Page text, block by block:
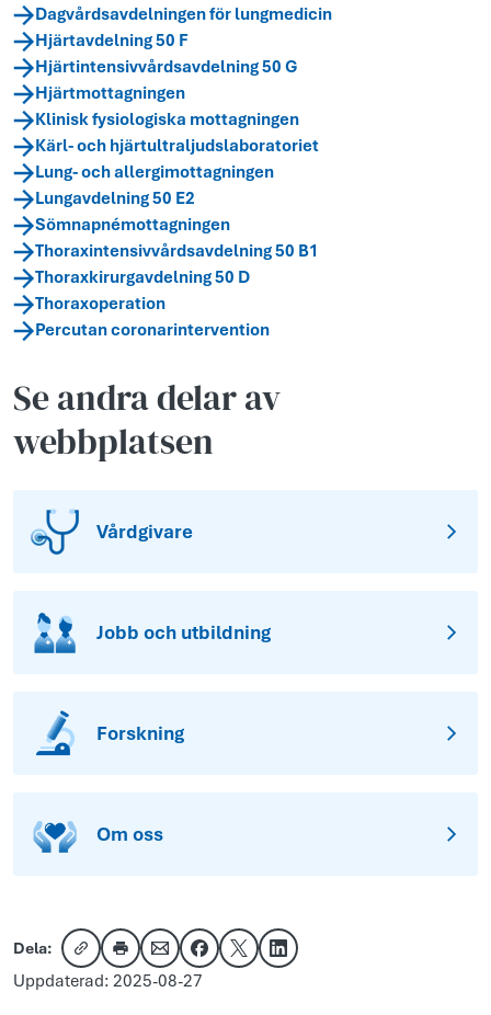
Dagvårdsavdelningen för lungmedicin
Hjärtavdelning 50 F
Hjärtintensivvårdsavdelning 50 G
Hjärtmottagningen
Klinisk fysiologiska mottagningen
Kärl- och hjärtultraljudslaboratoriet
Lung- och allergimottagningen
Lungavdelning 50 E2
Sömnapnémottagningen
Thoraxintensivvårdsavdelning 50 B1
Thoraxkirurgavdelning 50 D
Thoraxoperation
Percutan coronarintervention
Se andra delar av
webbplatsen
Vårdgivare
Jobb och utbildning
Forskning
Om oss
Dela:
Kopiera länk
Skriv utDela via e-post
Dela på Facebook
Dela på XDela på LinkedIn
Uppdaterad: 2025-08-27